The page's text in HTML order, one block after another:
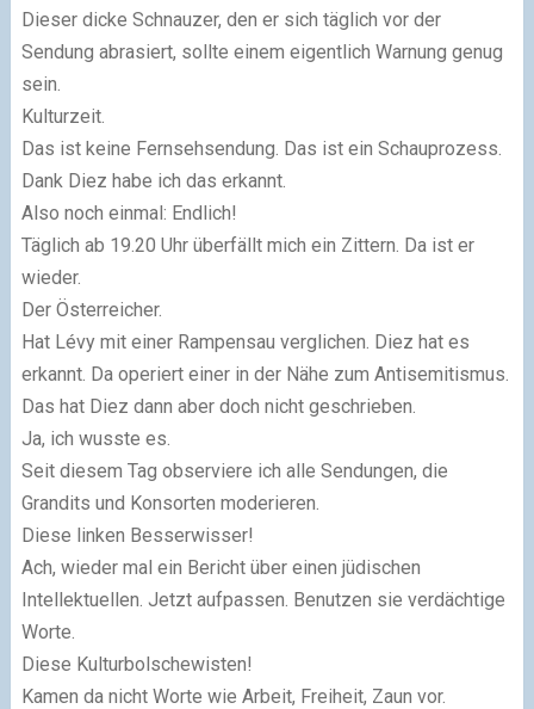
Dieser dicke Schnauzer, den er sich täglich vor der
Sendung abrasiert, sollte einem eigentlich Warnung genug
sein.
Kulturzeit.
Das ist keine Fernsehsendung. Das ist ein Schauprozess.
Dank Diez habe ich das erkannt.
Also noch einmal: Endlich!
Täglich ab 19.20 Uhr überfällt mich ein Zittern. Da ist er
wieder.
Der Österreicher.
Hat Lévy mit einer Rampensau verglichen. Diez hat es
erkannt. Da operiert einer in der Nähe zum Antisemitismus.
Das hat Diez dann aber doch nicht geschrieben.
Ja, ich wusste es.
Seit diesem Tag observiere ich alle Sendungen, die
Grandits und Konsorten moderieren.
Diese linken Besserwisser!
Ach, wieder mal ein Bericht über einen jüdischen
Intellektuellen. Jetzt aufpassen. Benutzen sie verdächtige
Worte.
Diese Kulturbolschewisten!
Kamen da nicht Worte wie Arbeit, Freiheit, Zaun vor.